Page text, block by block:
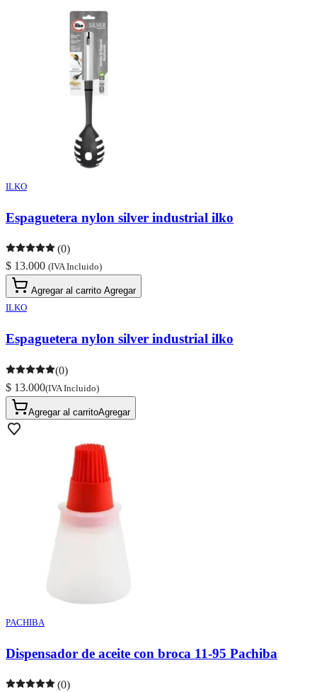
ILKO
Espaguetera nylon silver industrial ilko
(0)
$ 13.000 (IVA Incluido)
Agregar al carrito Agregar
ILKO
Espaguetera nylon silver industrial ilko
(0)
$ 13.000(IVA Incluido)
Agregar al carritoAgregar
PACHIBA
Dispensador de aceite con broca 11-95 Pachiba
(0)